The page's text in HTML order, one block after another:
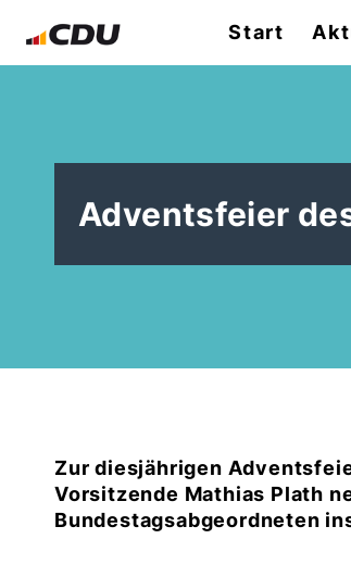
Start
Adventsfeier
Zur diesjährigen
Vorsitzende Mathias Plath
Bundestagsabgeordneten